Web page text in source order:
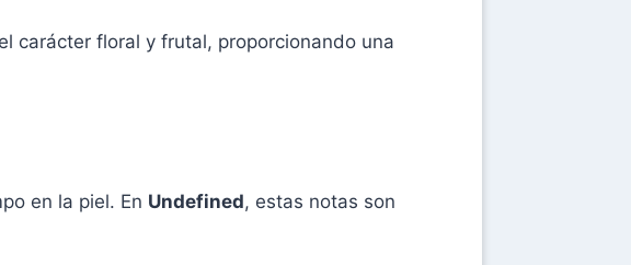
carácter floral y frutal, proporcionando una
en la piel. En Undefined, estas notas son